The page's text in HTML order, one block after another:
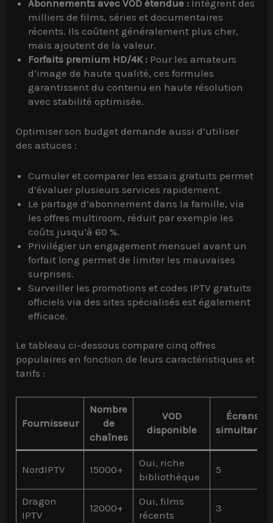
Abonnements avec VOD étendue : Intègrent des
milliers de films, séries et documentaires
récents. Ils coûtent généralement plus cher,
mais ajoutent de la valeur.
Forfaits premium HD/4K : Pour les amateurs
d’image de haute qualité, ces formules
garantissent du contenu en haute résolution
avec stabilité optimisée.
Optimiser son budget demande aussi d’utiliser
des astuces :
Cumuler et comparer les essais gratuits permet
d’évaluer plusieurs services rapidement.
Le partage d’abonnement dans la famille, via
les offres multiroom, réduit par exemple les
coûts jusqu’à 60 %.
Privilégier un engagement mensuel avant un
forfait long permet de limiter les mauvaises
surprises.
Surveiller les promotions et codes IPTV gratuits
officiels via des sites spécialisés est également
efficace.
Le tableau ci-dessous compare cinq offres
populaires en fonction de leurs caractéristiques et
tarifs :
Fournisseur
Nombre
de
chaînes
VOD
disponible
Écrans
simultanés
NordIPTV 15000+
Oui, riche
bibliothèque
5
Dragon
IPTV
12000+
Oui, films
récents
3